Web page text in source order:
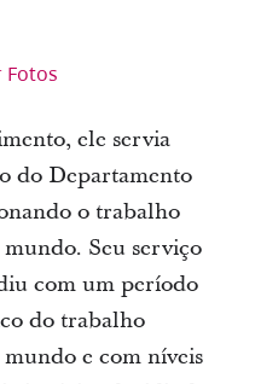
Fotos
ele servia
do Departamento
o trabalho
Seu serviço
com um período
do trabalho
e com níveis